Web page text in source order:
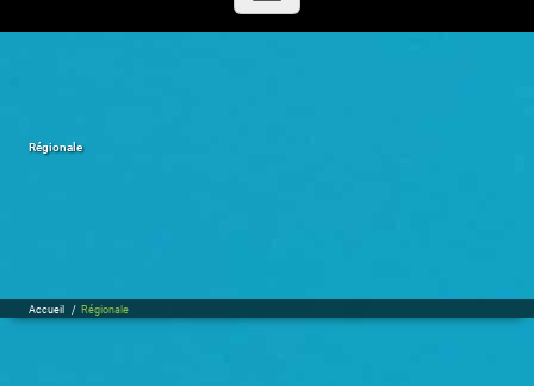
Régionale
Accueil / Régionale